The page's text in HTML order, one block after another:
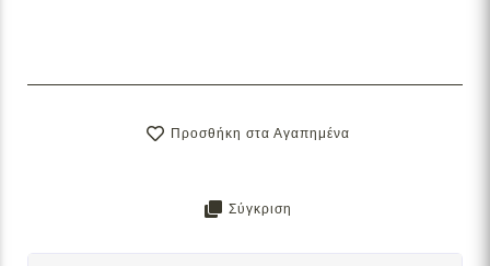
Προσθήκη στα Αγαπημένα
Σύγκριση